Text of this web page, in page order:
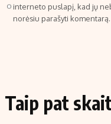
interneto puslapį, kad jų
norėsiu parašyti komentarą.
Taip pat